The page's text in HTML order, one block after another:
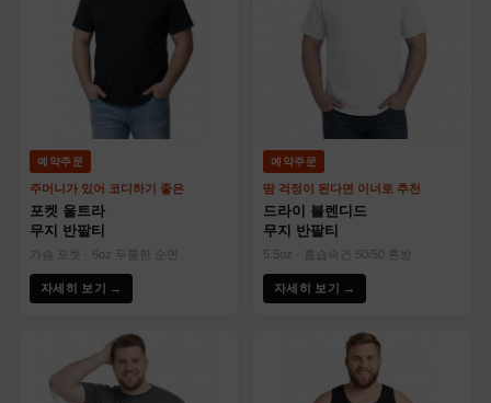
예약주문
주머니가 있어 코디하기 좋은
포켓 울트라
무지 반팔티
가슴 포켓 · 6oz 두툼한 순면
자세히 보기 →
예약주문
땀 걱정이 된다면 이너로 추천
드라이 블렌디드
무지 반팔티
5.5oz · 흡습속건 50/50 혼방
자세히 보기 →